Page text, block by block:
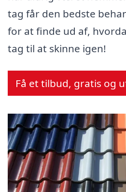
tag får den bedste
for at finde ud af,
tag til at skinne igen!
Få et tilbud, gratis og